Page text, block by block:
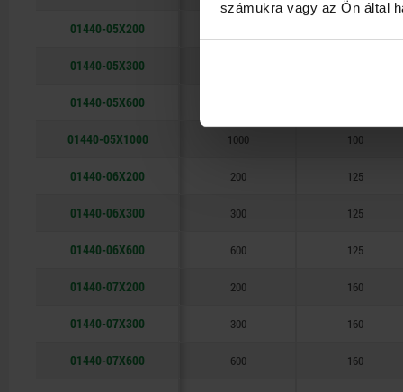
számukra vagy az Ön által
01440-05X200
01440-05X300
01440-05X600
01440-05X1000 1000 100
01440-06X200 200 125
01440-06X300 300 125
01440-06X600 600 125
01440-07X200 200 160
01440-07X300 300 160
01440-07X600 600 160